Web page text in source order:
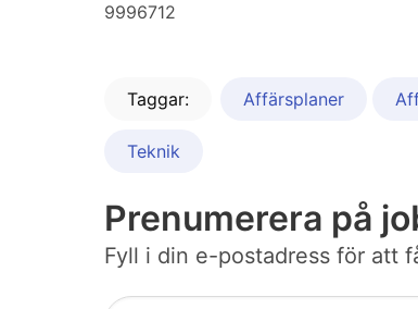
9996712
Taggar: Affärsplaner
Teknik
Prenumerera på
Fyll i din e-postadress för att